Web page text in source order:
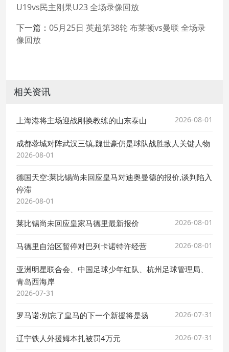
U19vs民主刚果U23 全场录像回放
下一篇： 05月25日 英超第38轮 布莱顿vs曼联 全场录
像回放
相关资讯
上海港将主场迎战刚换教练的山东泰山 2026-08-01
成都蓉城对阵武汉三镇,魏世豪仍是球队战胜敌人关键人物
2026-08-01
德国天空:莱比锡尚未回应皇马对迪奥曼德的报价,谈判陷入
停滞
2026-08-01
莱比锡尚未回应皇家马德里最新报价 2026-08-01
马德里自治区暂停对巴列卡诺特许经营 2026-08-01
亚洲明星联合会、中国足球少年红队、杭州足球管理局、
青岛西海岸
2026-07-31
罗马诺:别忘了皇马的下一个新援将是扬 2026-07-31
辽宁铁人外援姆本扎被罚4万元 2026-07-31